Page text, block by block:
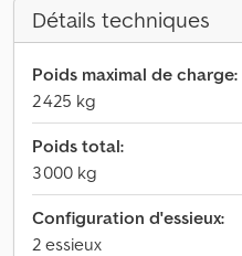
Détails techniques
Poids maximal de charge:
2 425 kg
Poids total:
3 000 kg
Configuration d'essieux:
2 essieux